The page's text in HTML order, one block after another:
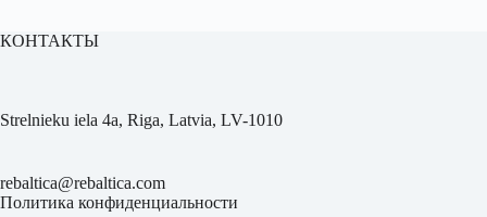
КОНТАКТЫ
Strelnieku iela 4a, Riga, Latvia, LV-1010
rebaltica@rebaltica.com
Политика конфиденциальности